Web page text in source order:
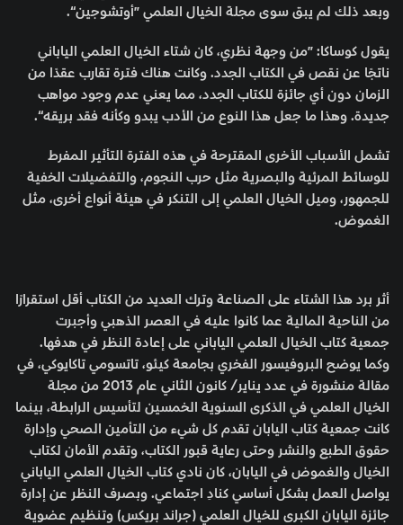
وبعد ذلك لم يبق سوى مجلة الخيال العلمي ”أوتشوجين“.
يقول كوساكا: ”من وجهة نظري، كان شتاء الخيال العلمي الياباني
ناتجًا عن نقص في الكتاب الجدد. وكانت هناك فترة تقارب عقدًا من
الزمان دون أي جائزة للكتاب الجدد، مما يعني عدم وجود مواهب
جديدة. وهذا ما جعل هذا النوع من الأدب يبدو وكأنه فقد بريقه“.
تشمل الأسباب الأخرى المقترحة في هذه الفترة التأثير المفرط
للوسائط المرئية والبصرية مثل حرب النجوم، والتفضيلات الخفية
للجمهور، وميل الخيال العلمي إلى التنكر في هيئة أنواع أخرى، مثل
الغموض.
أثر برد هذا الشتاء على الصناعة وترك العديد من الكتاب أقل استقرارًا
من الناحية المالية عما كانوا عليه في العصر الذهبي وأجبرت
جمعية كتاب الخيال العلمي الياباني على إعادة النظر في هدفها.
وكما يوضح البروفيسور الفخري بجامعة كيئو، تاتسومي تاكايوكي، في
مقالة منشورة في عدد يناير/ كانون الثاني عام 2013 من مجلة
الخيال العلمي في الذكرى السنوية الخمسين لتأسيس الرابطة، بينما
كانت جمعية كتاب اليابان تقدم كل شيء من التأمين الصحي وإدارة
حقوق الطبع والنشر وحتى رعاية قبور الكتاب، وتقدم الأمان لكتاب
الخيال والغموض في اليابان، كان نادي كتاب الخيال العلمي الياباني
يواصل العمل بشكل أساسي كنادِ اجتماعي. وبصرف النظر عن إدارة
جائزة اليابان الكبرى للخيال العلمي (جراند بريكس) وتنظيم عضوية